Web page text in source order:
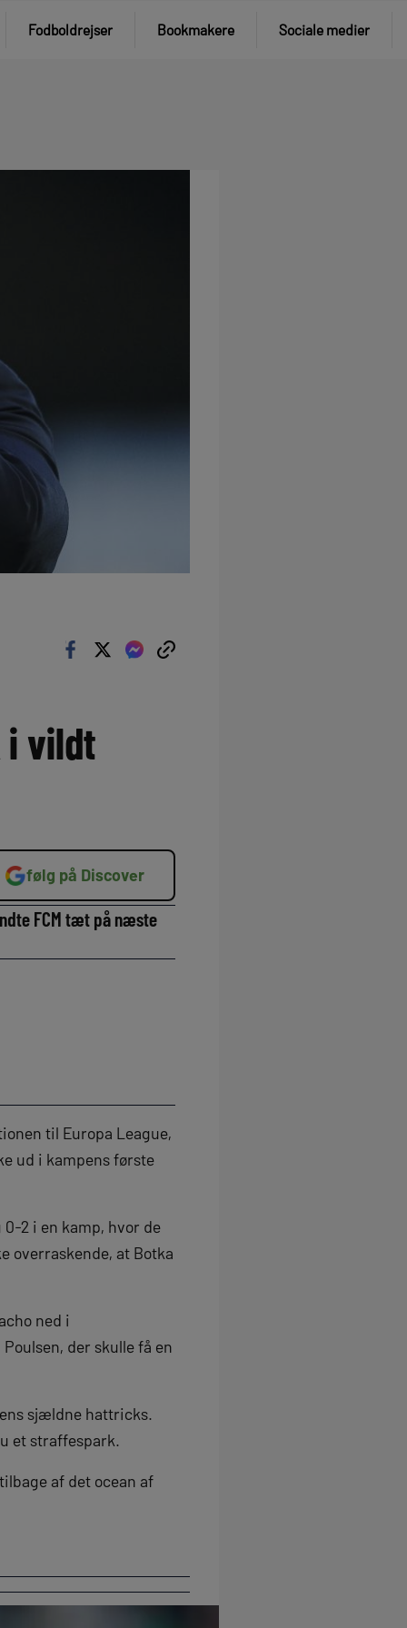
Fodboldrejser Bookmakere Sociale medier
i vildt
følg på Discover
FCM tæt på næste
til Europa League,
ud i kampens første
0-2 i en kamp, hvor de
overraskende, at Botka
ned i
der skulle få en
sjældne hattricks.
et straffespark.
af det ocean af